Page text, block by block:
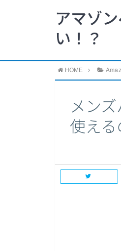
アマゾ
い！？
HOME
メン
使える